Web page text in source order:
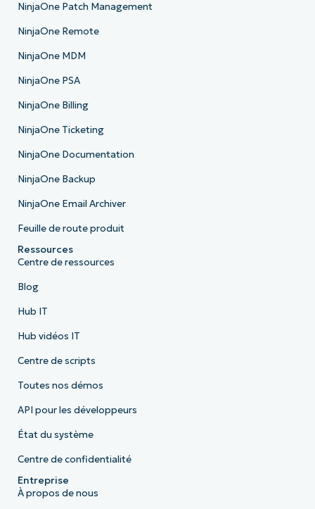
NinjaOne Patch Management
NinjaOne Remote
NinjaOne MDM
NinjaOne PSA
NinjaOne Billing
NinjaOne Ticketing
NinjaOne Documentation
NinjaOne Backup
NinjaOne Email Archiver
Feuille de route produit
Ressources
Centre de ressources
Blog
Hub IT
Hub vidéos IT
Centre de scripts
Toutes nos démos
API pour les développeurs
État du système
Centre de confidentialité
Entreprise
À propos de nous